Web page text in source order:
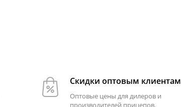
Скидки оптовым клиентам
Оптовые цены для дилеров и
производителей прицепов.